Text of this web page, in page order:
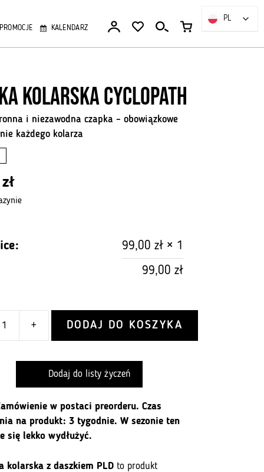
PROMOCJE KALENDARZ
kolarska Cyclopath
i niezawodna czapka – obowiązkowe
każdego kolarza
zł
99,00 zł × 1
99,00 zł
+ DODAJ DO KOSZYKA
Dodaj do listy życzeń
w postaci preorderu. Czas
na produkt: 3 tygodnie. W sezonie ten
się lekko wydłużyć.
kolarska z daszkiem PLD to produkt
PL
PL